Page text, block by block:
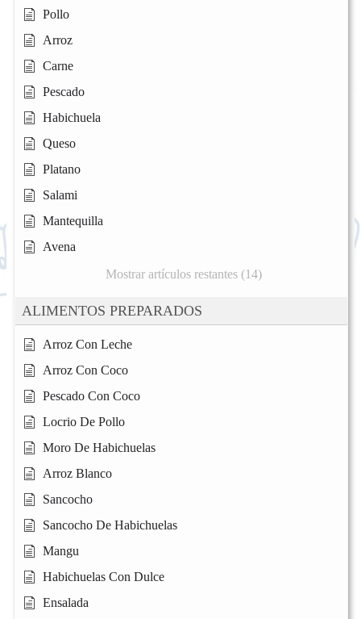
Pollo
Arroz
Carne
Pescado
Habichuela
Queso
Platano
Salami
Mantequilla
Avena
Mostrar artículos restantes (14)
ALIMENTOS PREPARADOS
Arroz Con Leche
Arroz Con Coco
Pescado Con Coco
Locrio De Pollo
Moro De Habichuelas
Arroz Blanco
Sancocho
Sancocho De Habichuelas
Mangu
Habichuelas Con Dulce
Ensalada